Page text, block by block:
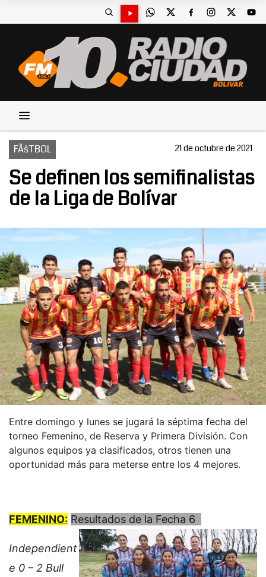
FÃšTBOL 21 de octubre de 2021
Se definen los semifinalistas
de la Liga de Bolívar
Entre domingo y lunes se jugará la séptima fecha del
torneo Femenino, de Reserva y Primera División. Con
algunos equipos ya clasificados, otros tienen una
oportunidad más para meterse entre los 4 mejores.
FEMENINO: Resultados de la Fecha 6
Independient
e 0 – 2 Bull